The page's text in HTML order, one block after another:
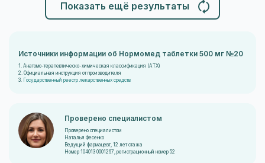
Показать ещё результаты
Источники информации об Нормомед таблетки 500 мг №20
1. Анатомо-терапевтическо-химическая классификация (ATX)
2. Официальная инструкция от производителя
3.
Государственный реестр лекарственных средств
Проверено специалистом
Проверено специалистом
Наталья Фесенко
Ведущий фармацевт, 12 лет стажа
Номер 104013 0001267, регистрационный номер 52